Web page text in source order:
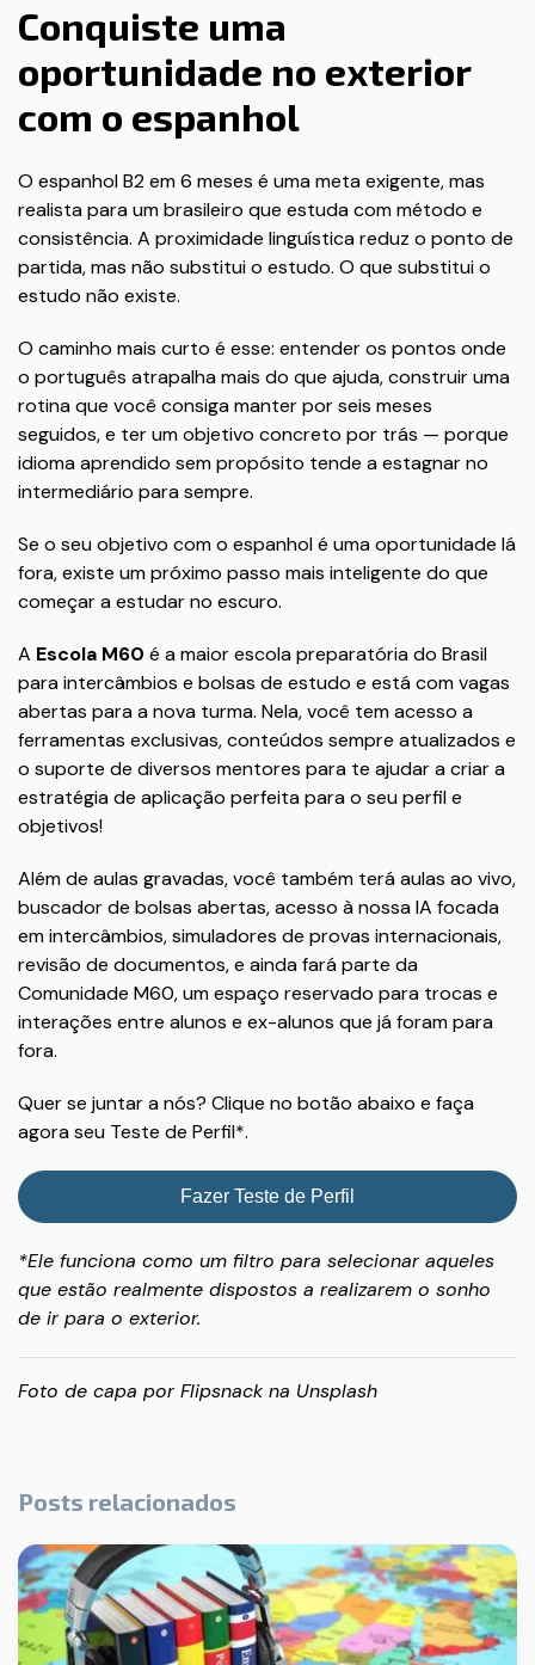
Conquiste uma
oportunidade no exterior
com o espanhol
O espanhol B2 em 6 meses é uma meta exigente, mas
realista para um brasileiro que estuda com método e
consistência. A proximidade linguística reduz o ponto de
partida, mas não substitui o estudo. O que substitui o
estudo não existe.
O caminho mais curto é esse: entender os pontos onde
o português atrapalha mais do que ajuda, construir uma
rotina que você consiga manter por seis meses
seguidos, e ter um objetivo concreto por trás — porque
idioma aprendido sem propósito tende a estagnar no
intermediário para sempre.
Se o seu objetivo com o espanhol é uma oportunidade lá
fora, existe um próximo passo mais inteligente do que
começar a estudar no escuro.
A Escola M60 é a maior escola preparatória do Brasil
para intercâmbios e bolsas de estudo e está com vagas
abertas para a nova turma. Nela, você tem acesso a
ferramentas exclusivas, conteúdos sempre atualizados e
o suporte de diversos mentores para te ajudar a criar a
estratégia de aplicação perfeita para o seu perfil e
objetivos!
Além de aulas gravadas, você também terá aulas ao vivo,
buscador de bolsas abertas, acesso à nossa IA focada
em intercâmbios, simuladores de provas internacionais,
revisão de documentos, e ainda fará parte da
Comunidade M60, um espaço reservado para trocas e
interações entre alunos e ex-alunos que já foram para
fora.
Quer se juntar a nós? Clique no botão abaixo e faça
agora seu Teste de Perfil*.
Fazer Teste de Perfil
*Ele funciona como um filtro para selecionar aqueles
que estão realmente dispostos a realizarem o sonho
de ir para o exterior.
Foto de capa porFlipsnack na Unsplash
Posts relacionados